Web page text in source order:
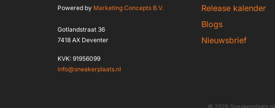
Powered by Marketing Concepts B.V.
Gotlandstraat 36
7418 AX Deventer
KVK: 91956099
info@sneakerplaats.nl
Release kalender
Blogs
Nieuwsbrief
© 2026 Sneakerplaats.nl